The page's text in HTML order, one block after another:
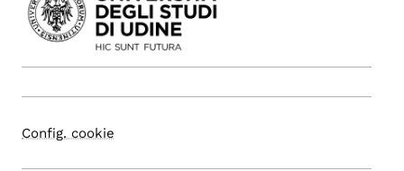
Config. cookie